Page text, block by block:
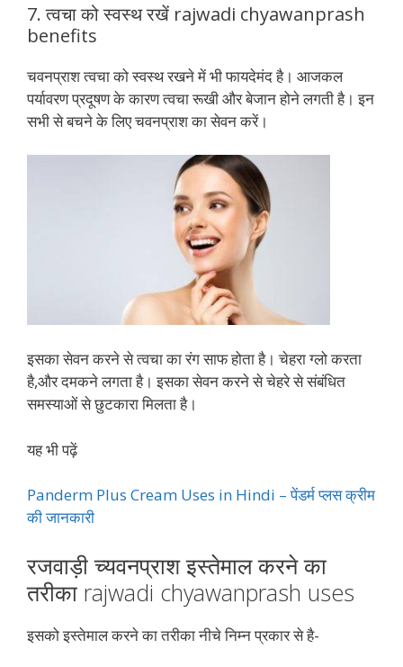
7. त्वचा को स्वस्थ रखें rajwadi chyawanprash
benefits
चवनप्राश त्वचा को स्वस्थ रखने में भी फायदेमंद है। आजकल
पर्यावरण प्रदूषण के कारण त्वचा रूखी और बेजान होने लगती है। इन
सभी से बचने के लिए चवनप्राश का सेवन करें।
इसका सेवन करने से त्वचा का रंग साफ होता है। चेहरा ग्लो करता
है,और दमकने लगता है। इसका सेवन करने से चेहरे से संबंधित
समस्याओं से छुटकारा मिलता है।
यह भी पढ़ें
Panderm Plus Cream Uses in Hindi – पेंडर्म प्लस क्रीम
की जानकारी
रजवाड़ी च्यवनप्राश इस्तेमाल करने का
तरीका rajwadi chyawanprash uses
इसको इस्तेमाल करने का तरीका नीचे निम्न प्रकार से है-